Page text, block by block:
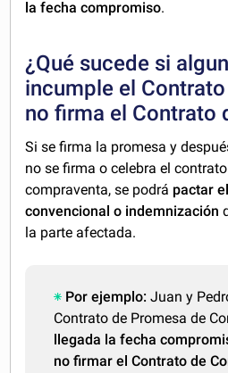
la fecha compromiso.
¿Qué sucede si
incumple el
no firma el Contrato
Si se firma la promesa y
no se firma o celebra el
compraventa, se podrá pactar
convencional o indemnización
la parte afectada.
Por ejemplo:Juan y
Contrato de Promesa de
llegada la fecha
no firmar el Contrato de